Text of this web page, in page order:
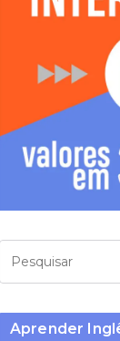
Aprender